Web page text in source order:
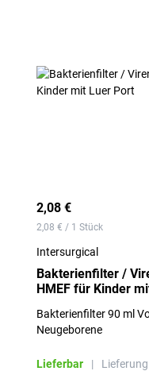
2,08 €
2,08 € / 1 Stück
Intersurgical
Bakterienfilter /
HMEF für Kinder
Bakterienfilter 90 ml
Neugeborene
Lieferbar |